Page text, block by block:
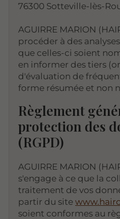
76300 Sotteville-lès-
AGUIRRE MARION
procéder à des
que celles-ci soient
en informer des tiers
d'évaluation de
forme résumée et non
Règlement
protection des
(RGPD)
AGUIRRE MARION
s'engage à ce que la
traitement de vos
partir du site
soient conformes au